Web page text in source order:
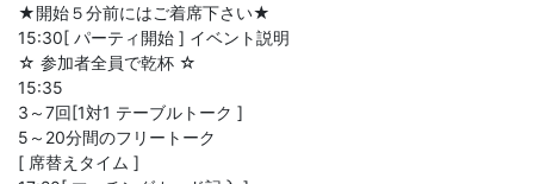
★開始５分前にはご着席下さい★
15:30[ パーティ開始 ] イベント説明
☆ 参加者全員で乾杯 ☆
15:35
3～7回[1対1 テーブルトーク ]
5～20分間のフリートーク
[ 席替えタイム ]